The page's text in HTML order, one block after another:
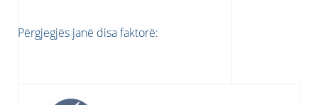
Përgjegjës janë disa faktorë: